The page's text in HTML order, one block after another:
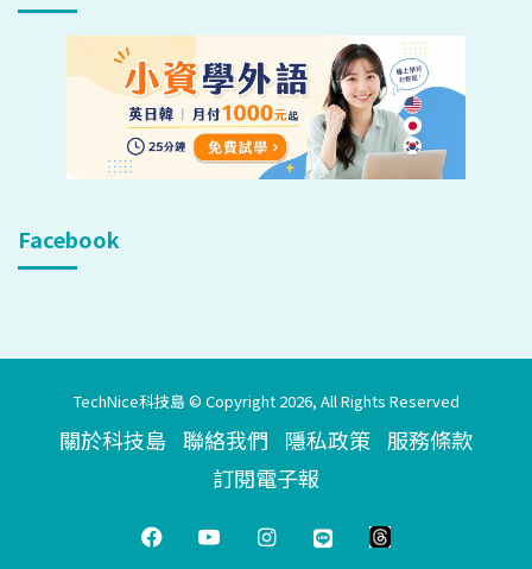
Facebook
TechNice科技島 © Copyright 2026, All Rights Reserved
關於科技島 聯絡我們 隱私政策 服務條款
訂閱電子報